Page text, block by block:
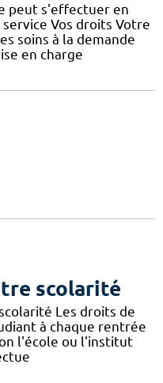
peut s'effectuer en
service Vos droits Votre
soins à la demande
en charge
scolarité
Les droits de
à chaque rentrée
l'école ou l'institut